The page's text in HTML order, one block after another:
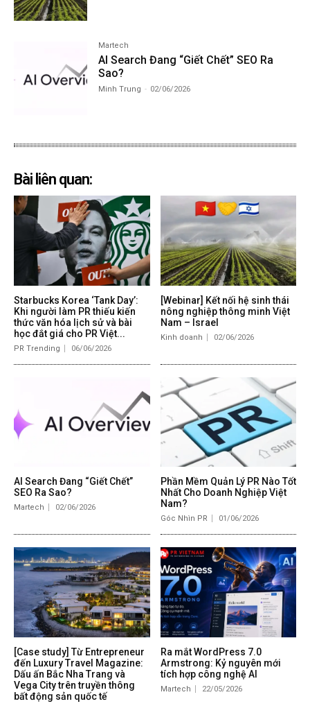
Martech
AI Search Đang “Giết Chết” SEO Ra
Sao?
Minh Trung - 02/06/2026
Bài liên quan:
Starbucks Korea ‘Tank Day’:
Khi người làm PR thiếu kiến
thức văn hóa lịch sử và bài
học đắt giá cho PR Việt...
PR Trending 06/06/2026
[Webinar] Kết nối hệ sinh thái
nông nghiệp thông minh Việt
Nam – Israel
Kinh doanh 02/06/2026
AI Search Đang “Giết Chết”
SEO Ra Sao?
Martech 02/06/2026
Phần Mềm Quản Lý PR Nào Tốt
Nhất Cho Doanh Nghiệp Việt
Nam?
Góc Nhìn PR 01/06/2026
[Case study] Từ Entrepreneur
đến Luxury Travel Magazine:
Dấu ấn Bắc Nha Trang và
Vega City trên truyền thông
bất động sản quốc tế
Ra mắt WordPress 7.0
Armstrong: Kỷ nguyên mới
tích hợp công nghệ AI
Martech 22/05/2026